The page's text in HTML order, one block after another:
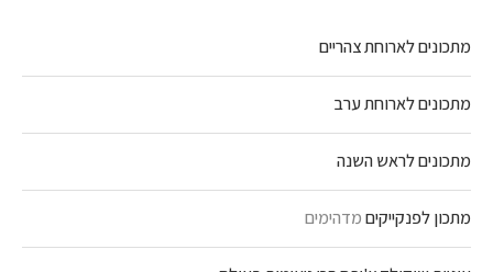
מתכונים לארוחת צהריים
מתכונים לארוחת ערב
מתכונים לראש השנה
מתכון לפנקייקיםמדהימים